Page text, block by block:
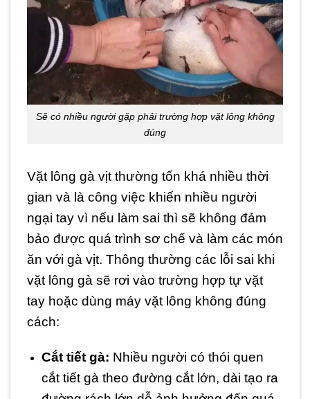
Sẽ có nhiều người gặp phải trường hợp vặt lông không
đúng
Vặt lông gà vịt thường tốn khá nhiều thời
gian và là công việc khiến nhiều người
ngại tay vì nếu làm sai thì sẽ không đảm
bảo được quá trình sơ chế và làm các món
ăn với gà vịt. Thông thường các lỗi sai khi
vặt lông gà sẽ rơi vào trường hợp tự vặt
tay hoặc dùng máy vặt lông không đúng
cách:
Cắt tiết gà: Nhiều người có thói quen
cắt tiết gà theo đường cắt lớn, dài tạo ra